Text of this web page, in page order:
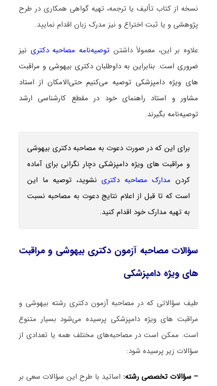
نسخه از کتاب تألیف یا ترجمه، تهیه گواهی همکاری در طرح
پژوهشی و یا ثبت اختراع و نیز مدرک زبان اقدام نمایید.
علاوه بر این، معمولاً داشتنتوصیه‌نامه مصاحبه دکتری نیز
ضروری است. بنابراین به داوطلبان دکتری بیهوشی و مراقبت
‌های ویژه دامپزشکی توصیه می‌کنیم حتی‌الامکان از استاد
مشاور و استاد راهنمای خود در مقطع کارشناسی ارشد
توصیه‌نامه بگیرند.
برای این که در صورت دعوت به مصاحبه دکتری بیهوشی
و مراقبت ‌های ویژه دامپزشکی دچار نگرانی برای آماده
کردن مدارک مصاحبه دکتری نشوید، توصیه ما این
است که تا قبل از اعلام نتایج دعوت به مصاحبه نسبت
به تهیه مدارک خود اقدام کنید.
سؤالات مصاحبه آزمون دکتری بیهوشی و مراقبت
‌های ویژه دامپزشکی
طیف سؤالاتی که در مصاحبه آزمون دکتری رشته بیهوشی و
مراقبت ‌های ویژه دامپزشکی پرسیده می‌شود بسیار متنوع
است. ممکن است در مصاحبه‌های مختلف همه یا تعدادی از
سؤالات زیر پرسیده شود:
– سؤالات تخصصی رشته: اساتید با طرح این سؤالات سعی بر